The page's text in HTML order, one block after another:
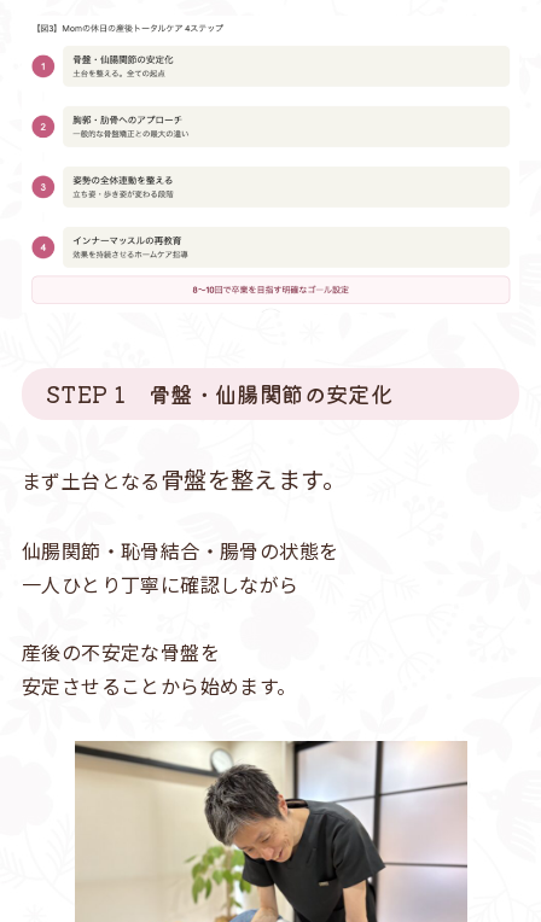
STEP 1 骨盤・仙腸関節の安定化
まず土台となる骨盤を整えます。
仙腸関節・恥骨結合・腸骨の状態を
一人ひとり丁寧に確認しながら
産後の不安定な骨盤を
安定させることから始めます。